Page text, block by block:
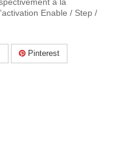
Enable / Step /
Pinterest